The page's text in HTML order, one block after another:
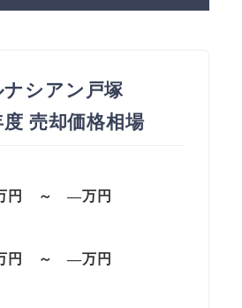
ナシアン戸塚
度 売却価格相場
円 ～ —万円
円 ～—万円